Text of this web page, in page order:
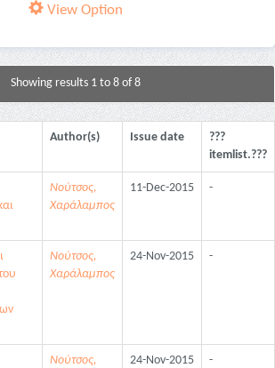
View Option
Showing results 1 to 8 of 8
Author(s) Issue date
???
itemlist.???
Νούτσος,
Χαράλαμπος
11-Dec-2015 -
Νούτσος,
Χαράλαμπος
24-Nov-2015 -
Νούτσος,
24-Nov-2015 -